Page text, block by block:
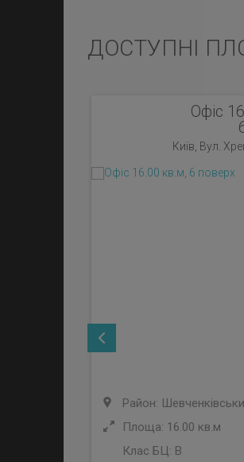
ДОСТУПНІ
Офіс
Київ, Вул.
Район:
Площа: 16.00 кв.м
Клас БЦ: B